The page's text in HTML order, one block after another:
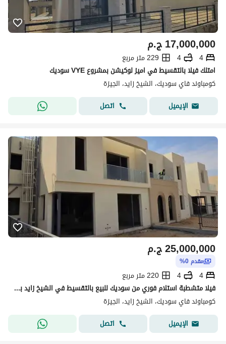
ج.م17,000,000
4
4
229 متر مربع
امتلك فيلا بالتقسيط في اميز لوكيشن بمشروع VYE سوديك
كومباوند فاي سوديك، الشيخ زايد، الجيزة
الإيميل
اتصل
ج.م25,000,000
مقدم 0%
4
4
220 متر مربع
فيلا متشطبة استلام فوري من سوديك للبيع بالتقسيط في الشيخ زايد بجوار اعمار
كومباوند فاي سوديك، الشيخ زايد، الجيزة
الإيميل
اتصل